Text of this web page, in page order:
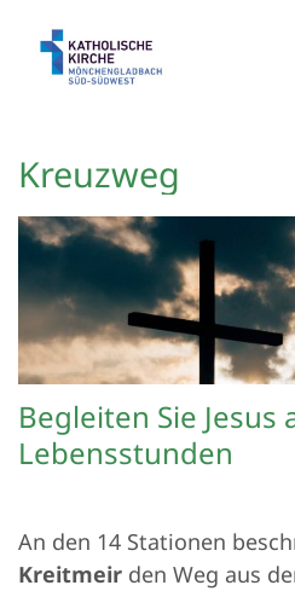
Kreuzweg
Begleiten Sie
Lebensstunden
An den 14 Stationen
Kreitmeir den Weg aus